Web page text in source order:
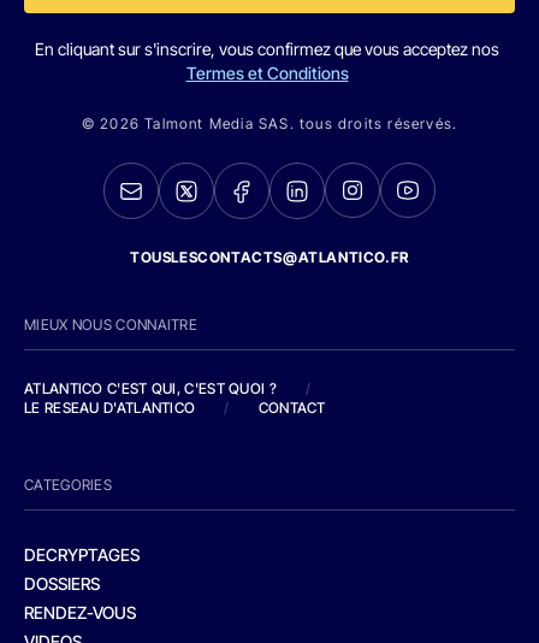
En cliquant sur s'inscrire, vous confirmez que vous acceptez nos
Termes et Conditions
© 2026 Talmont Media SAS. tous droits réservés.
TOUSLESCONTACTS@ATLANTICO.FR
MIEUX NOUS CONNAITRE
ATLANTICO C'EST QUI, C'EST QUOI ?
/
LE RESEAU D'ATLANTICO
/ CONTACT
CATEGORIES
DECRYPTAGES
DOSSIERS
RENDEZ-VOUS